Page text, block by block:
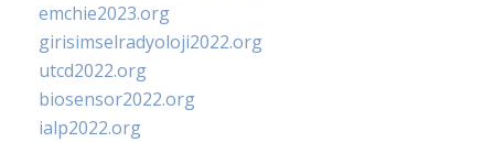
emchie2023.org
girisimselradyoloji2022.org
utcd2022.org
biosensor2022.org
ialp2022.org